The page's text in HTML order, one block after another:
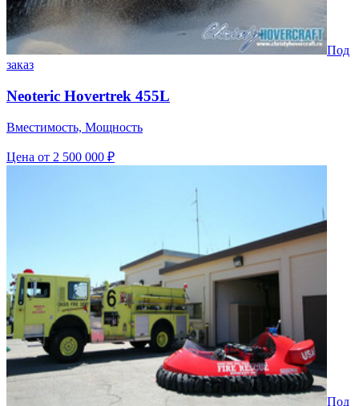
Под
заказ
Neoteric Hovertrek 455L
Вместимость, Мощность
Цена от 2 500 000 ₽
Под